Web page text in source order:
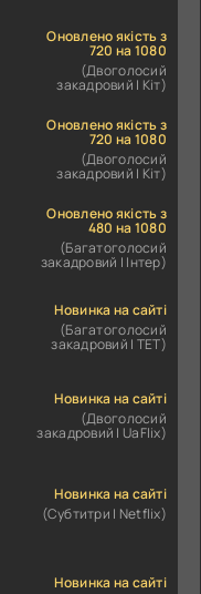
Оновлено якість з
720 на 1080
(Двоголосий
закадровий | Кіт)
Оновлено якість з
720 на 1080
(Двоголосий
закадровий | Кіт)
Оновлено якість з
480 на 1080
(Багатоголосий
закадровий | Інтер)
Новинка на сайті
(Багатоголосий
закадровий | ТЕТ)
Новинка на сайті
(Двоголосий
закадровий | UaFlix)
Новинка на сайті
(Субтитри | Netflix)
Новинка на сайті